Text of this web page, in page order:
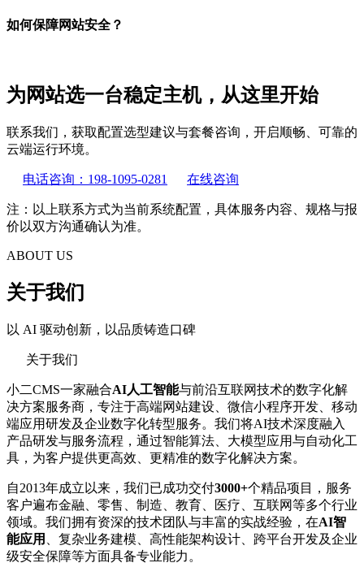
如何保障网站安全？
为网站选一台稳定主机，从这里开始
联系我们，获取配置选型建议与套餐咨询，开启顺畅、可靠的
云端运行环境。
电话咨询：198-1095-0281 在线咨询
注：以上联系方式为当前系统配置，具体服务内容、规格与报
价以双方沟通确认为准。
ABOUT US
关于我们
以 AI 驱动创新，以品质铸造口碑
关于我们
小二CMS一家融合AI人工智能与前沿互联网技术的数字化解
决方案服务商，专注于高端网站建设、微信小程序开发、移动
端应用研发及企业数字化转型服务。我们将AI技术深度融入
产品研发与服务流程，通过智能算法、大模型应用与自动化工
具，为客户提供更高效、更精准的数字化解决方案。
自2013年成立以来，我们已成功交付3000+个精品项目，服务
客户遍布金融、零售、制造、教育、医疗、互联网等多个行业
领域。我们拥有资深的技术团队与丰富的实战经验，在AI智
能应用
、复杂业务建模、高性能架构设计、跨平台开发及企业
级安全保障等方面具备专业能力。